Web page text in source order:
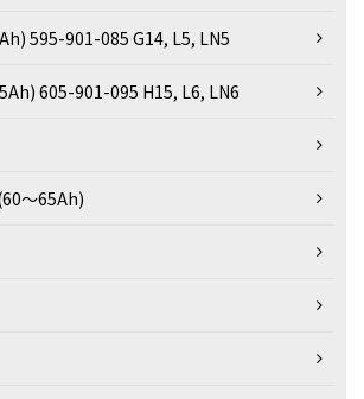
595-901-085 G14, L5, LN5
605-901-095 H15, L6, LN6
～65Ah)